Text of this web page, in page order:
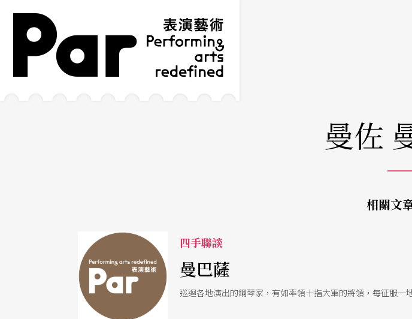
跳到主要內容區塊
網站導覽
曼佐
相關文
四手聯談
曼巴薩
巡迴各地演出的鋼琴家，有如率領十指大軍的將領，每征服